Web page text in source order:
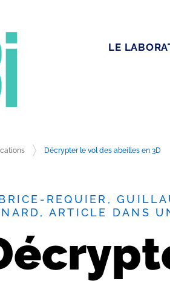
LE
Décrypter le vol des abeilles en 3D
REQUIER,
ARTICLE DANS